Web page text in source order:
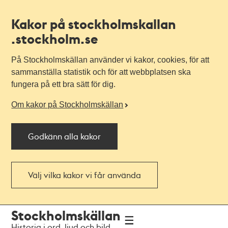
Kakor på stockholmskallan
.stockholm.se
På Stockholmskällan använder vi kakor, cookies, för att
sammanställa statistik och för att webbplatsen ska
fungera på ett bra sätt för dig.
Om kakor på Stockholmskällan
Godkänn alla kakor
Välj vilka kakor vi får använda
navigationen
huvudinnehållet
Stockholmskällan